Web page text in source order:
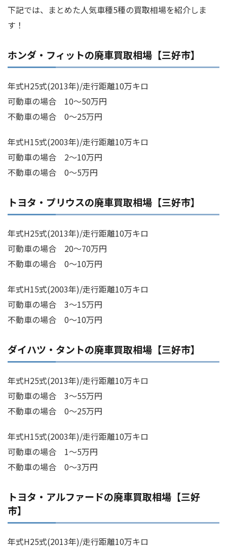
下記では、まとめた人気車種5種の買取相場を紹介しま
す！
ホンダ・フィットの廃車買取相場【三好市】
年式H25式(2013年)/走行距離10万キロ
可動車の場合 10～50万円
不動車の場合 0～25万円
年式H15式(2003年)/走行距離10万キロ
可動車の場合 2～10万円
不動車の場合 0～5万円
トヨタ・プリウスの廃車買取相場【三好市】
年式H25式(2013年)/走行距離10万キロ
可動車の場合 20～70万円
不動車の場合 0～10万円
年式H15式(2003年)/走行距離10万キロ
可動車の場合 3～15万円
不動車の場合 0～10万円
ダイハツ・タントの廃車買取相場【三好市】
年式H25式(2013年)/走行距離10万キロ
可動車の場合 3～55万円
不動車の場合 0～25万円
年式H15式(2003年)/走行距離10万キロ
可動車の場合 1～5万円
不動車の場合 0～3万円
トヨタ・アルファードの廃車買取相場【三好
市】
年式H25式(2013年)/走行距離10万キロ